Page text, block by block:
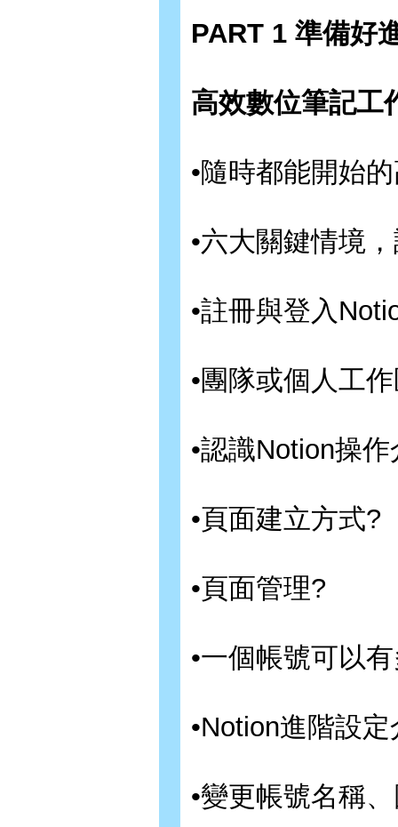
PART 1 準備好
高效數位筆記工
•隨時都能開始
•六大關鍵情境
•註冊與登入
•團隊或個人工
•認識Notion操
•頁面建立方式?
•頁面管理?
•一個帳號可以
•Notion進階設
•變更帳號名稱